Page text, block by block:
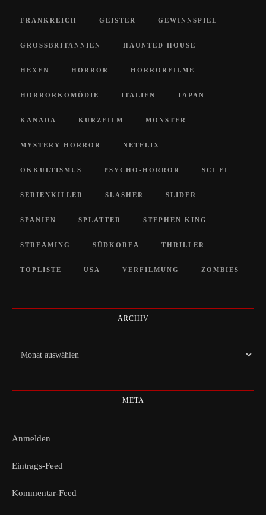
FRANKREICH GEISTER GEWINNSPIEL
GROSSBRITANNIEN HAUNTED HOUSE
HEXEN HORROR HORRORFILME
HORRORKOMÖDIE ITALIEN JAPAN
KANADA KURZFILM MONSTER
MYSTERY-HORROR NETFLIX
OKKULTISMUS PSYCHO-HORROR SCI FI
SERIENKILLER SLASHER SLIDER
SPANIEN SPLATTER STEPHEN KING
STREAMING SÜDKOREA THRILLER
TOPLISTE USA VERFILMUNG ZOMBIES
ARCHIV
Archiv
META
Anmelden
Eintrags-Feed
Kommentar-Feed